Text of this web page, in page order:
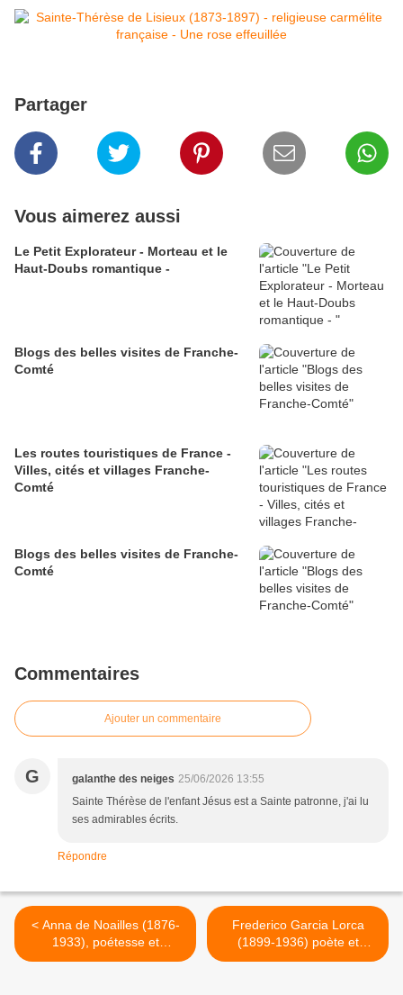
Partager
Vous aimerez aussi
Le Petit Explorateur - Morteau et le
Haut-Doubs romantique -
Blogs des belles visites de Franche-
Comté
Les routes touristiques de France -
Villes, cités et villages Franche-
Comté
Blogs des belles visites de Franche-
Comté
Commentaires
Ajouter un commentaire
G galanthe des neiges 25/06/2026 13:55
Sainte Thérèse de l'enfant Jésus est a Sainte patronne, j'ai lu
ses admirables écrits.
Répondre
< Anna de Noailles (1876-
1933), poétesse et
romancière française d'origi
Frederico Garcia Lorca
(1899-1936) poète et
dramaturge espagnol - La